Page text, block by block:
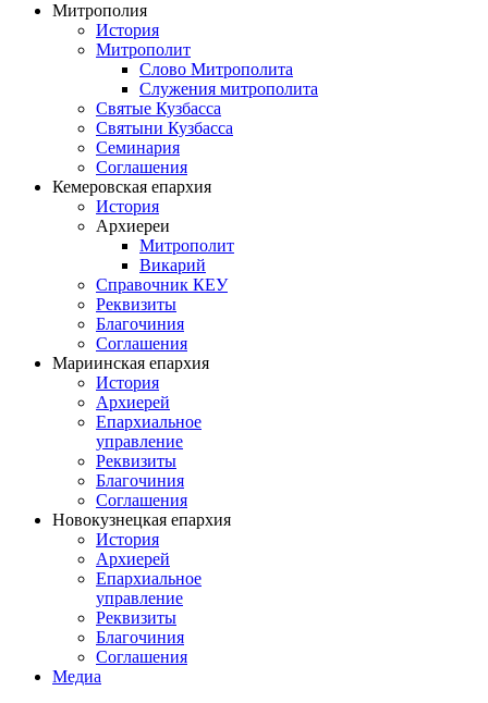
Митрополия
История
Митрополит
Слово Митрополита
Служения митрополита
Святые Кузбасса
Святыни Кузбасса
Семинария
Соглашения
Кемеровская епархия
История
Архиереи
Митрополит
Викарий
Справочник КЕУ
Реквизиты
Благочиния
Соглашения
Мариинская епархия
История
Архиерей
Епархиальное
управление
Реквизиты
Благочиния
Соглашения
Новокузнецкая епархия
История
Архиерей
Епархиальное
управление
Реквизиты
Благочиния
Соглашения
Медиа